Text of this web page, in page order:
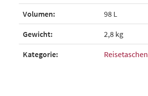
Volumen: 98 L
Gewicht: 2,8 kg
Kategorie: Reisetaschen